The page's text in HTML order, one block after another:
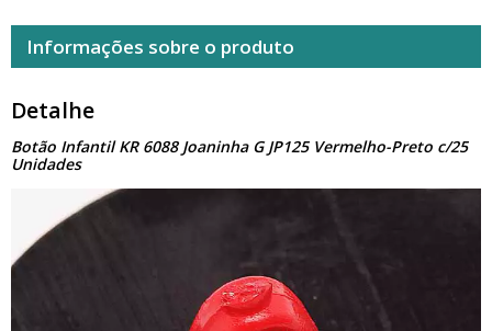
Informações sobre o produto
Detalhe
Botão Infantil KR 6088 Joaninha G JP125 Vermelho-Preto c/25
Unidades